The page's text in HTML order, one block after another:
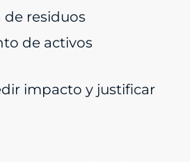
de residuos
de activos
impacto y justificar